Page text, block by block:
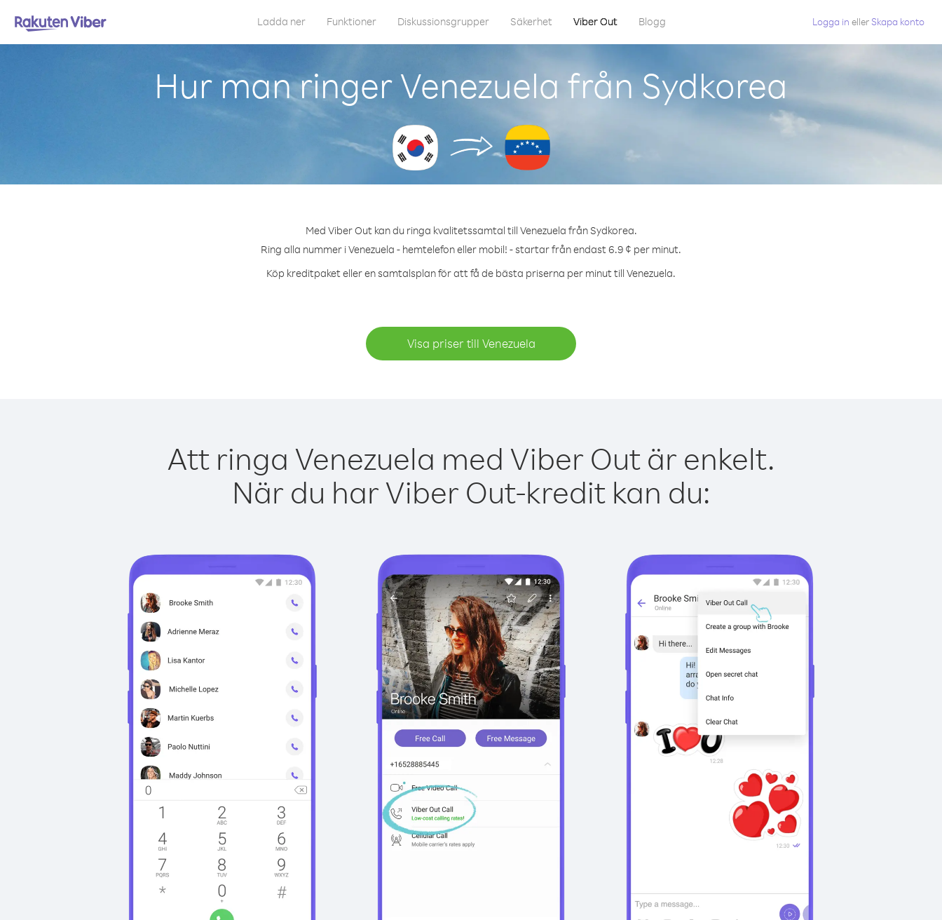
Ladda ner Funktioner Diskussionsgrupper Säkerhet Viber Out Blogg Logga in eller Skapa konto
Hur man ringer Venezuela från Sydkorea
Med Viber Out kan du ringa kvalitetssamtal till Venezuela från Sydkorea.
Ring alla nummer i Venezuela - hemtelefon eller mobil! - startar från endast 6.9 ¢ per minut.
Köp kreditpaket eller en samtalsplan för att få de bästa priserna per minut till Venezuela.
Visa priser till Venezuela
Att ringa Venezuela med Viber Out är enkelt.
När du har Viber Out-kredit kan du: